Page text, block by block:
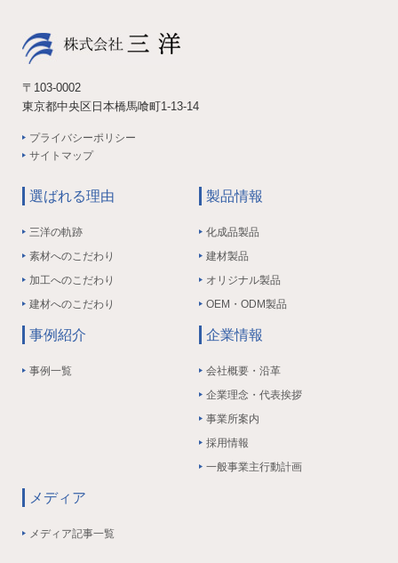
〒103-0002
東京都中央区日本橋馬喰町1-13-14
プライバシーポリシー
サイトマップ
選ばれる理由
三洋の軌跡
素材へのこだわり
加工へのこだわり
建材へのこだわり
製品情報
化成品製品
建材製品
オリジナル製品
OEM・ODM製品
事例紹介
事例一覧
企業情報
会社概要・沿革
企業理念・代表挨拶
事業所案内
採用情報
一般事業主行動計画
メディア
メディア記事一覧